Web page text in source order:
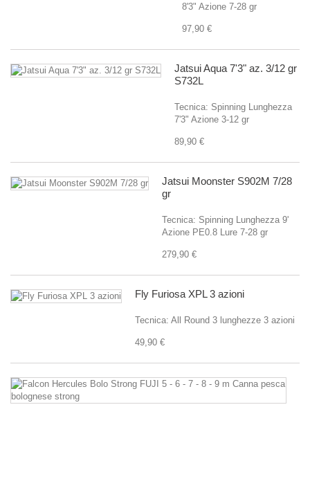
8'3" Azione 7-28 gr
97,90 €
Jatsui Aqua 7'3" az. 3/12 gr
S732L
Tecnica: Spinning Lunghezza
7'3" Azione 3-12 gr
89,90 €
Jatsui Moonster S902M 7/28
gr
Tecnica: Spinning Lunghezza 9'
Azione PE0.8 Lure 7-28 gr
279,90 €
Fly Furiosa XPL 3 azioni
Tecnica: All Round 3 lunghezze 3 azioni
49,90 €